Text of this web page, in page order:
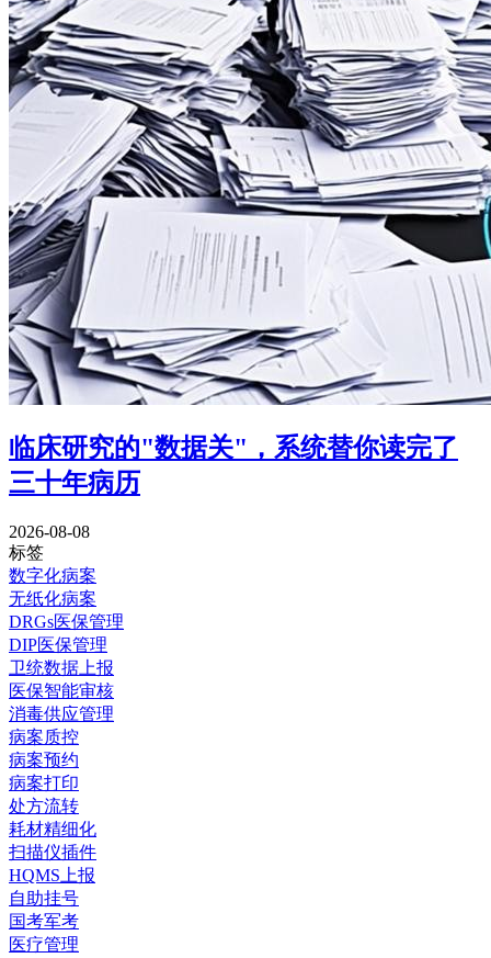
临床研究的"数据关"，系统替你读完了
三十年病历
2026-08-08
标签
数字化病案
无纸化病案
DRGs医保管理
DIP医保管理
卫统数据上报
医保智能审核
消毒供应管理
病案质控
病案预约
病案打印
处方流转
耗材精细化
扫描仪插件
HQMS上报
自助挂号
国考军考
医疗管理